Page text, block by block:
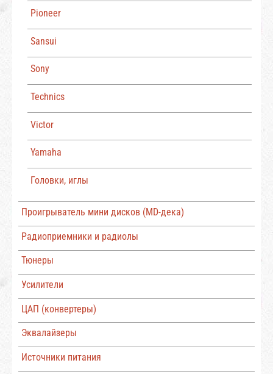
Pioneer
Sansui
Sony
Technics
Victor
Yamaha
Головки, иглы
Проигрыватель мини дисков (MD-дека)
Радиоприемники и радиолы
Тюнеры
Усилители
ЦАП (конвертеры)
Эквалайзеры
Источники питания